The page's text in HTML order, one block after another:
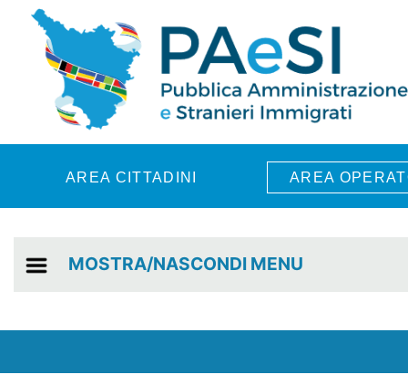
Skip to main content
AREA CITTADINI AREA
MOSTRA/NASCONDI MENU